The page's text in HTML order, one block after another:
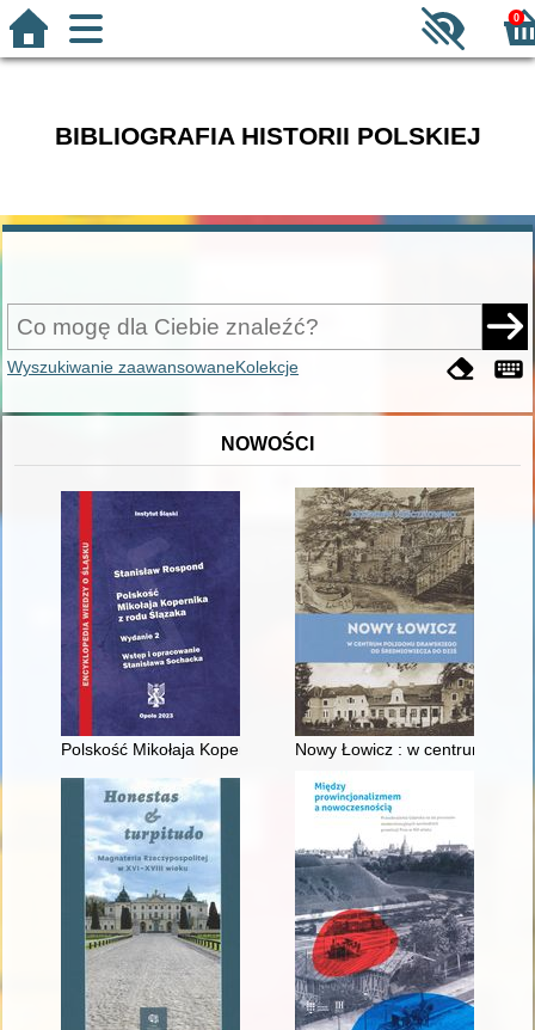
0
BIBLIOGRAFIA HISTORII POLSKIEJ
Wyszukiwanie zaawansowaneKolekcje
NOWOŚCI
Polskość Mikołaja Kopernika z rodu ŚlązakaNowy Łowicz : w centrum